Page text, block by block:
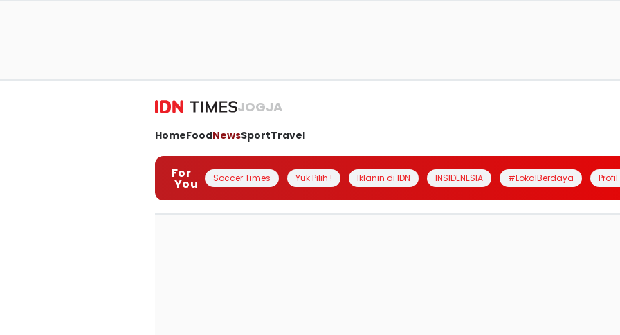
JOGJA
HomeFoodNewsSportTravel
For
You Soccer Times Yuk Pilih ! Iklanin di IDN INSIDENESIA #LokalBerdaya